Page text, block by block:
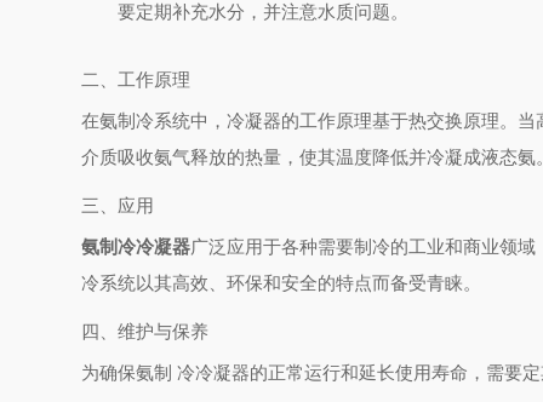
要定期补充水分，并注意水质问题。
二、工作原理
在氨制冷系统中，冷凝器的工作原理基于热交换原理。
介质吸收氨气释放的热量，使其温度降低并冷凝成液态
三、应用
氨制冷冷凝器广泛应用于各种需要制冷的工业和商业领
冷系统以其高效、环保和安全的特点而备受青睐。
四、维护与保养
为确保氨制 冷冷凝器的正常运行和延长使用寿命，需要